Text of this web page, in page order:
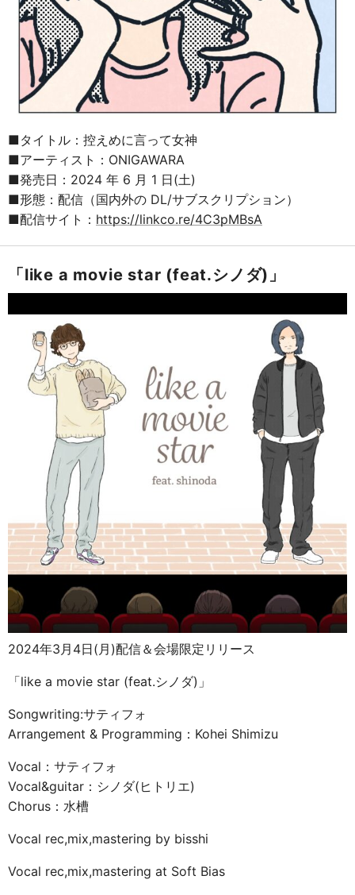
■タイトル：控えめに言って女神
■アーティスト：ONIGAWARA
■発売日：2024 年 6 月 1 日(土)
■形態：配信（国内外の DL/サブスクリプション）
■配信サイト： https://linkco.re/4C3pMBsA
「like a movie star (feat.シノダ)」
2024年3月4日(月)配信＆会場限定リリース
「like a movie star (feat.シノダ)」
Songwriting:サティフォ
Arrangement & Programming：Kohei Shimizu
Vocal：サティフォ
Vocal&guitar：シノダ(ヒトリエ)
Chorus：水槽
Vocal rec,mix,mastering by bisshi
Vocal rec,mix,mastering at Soft Bias